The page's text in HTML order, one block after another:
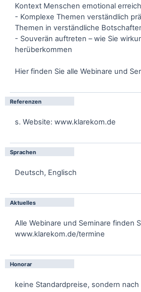
Kontext Menschen emotional
- Komplexe Themen verständlich
Themen in verständliche
- Souverän auftreten – wie Sie
herüberkommen
Hier finden Sie alle Webinare und
Referenzen
s. Website: www.klarekom.de
Sprachen
Deutsch, Englisch
Aktuelles
Alle Webinare und Seminare finden
www.klarekom.de/termine
Honorar
keine Standardpreise, sondern